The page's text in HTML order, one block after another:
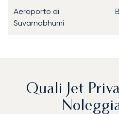
Aeroporto di
Suvarnabhumi
Quali Jet